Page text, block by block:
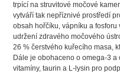
trpící na struvitové močové
vytváří tak nepříznivé prostředí
obsah hořčíku, vápníku a
udržení zdravého močového
26 % čerstvého kuřecího masa,
Dále je obohaceno o omega-3 a
vitamíny, taurin a L-lysin pro